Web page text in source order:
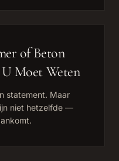
of Beton
Moet Weten
statement. Maar
niet hetzelfde —